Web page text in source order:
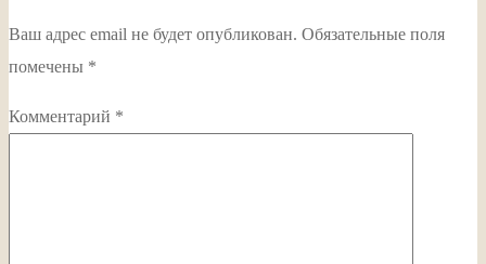
Ваш адрес email не будет опубликован. Обязательные поля
помечены *
Комментарий *